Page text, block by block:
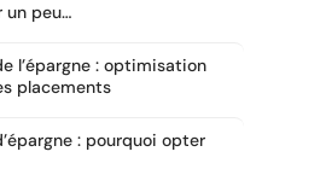
un peu…
l’épargne : optimisation
placements
: pourquoi opter